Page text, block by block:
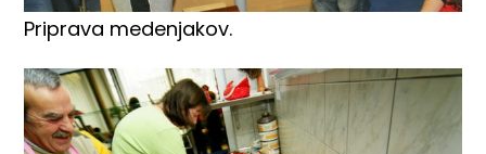
Priprava medenjakov.